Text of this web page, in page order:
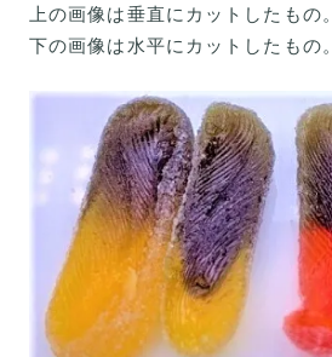
上の画像は垂直にカットしたもの。
下の画像は水平にカットしたもの。